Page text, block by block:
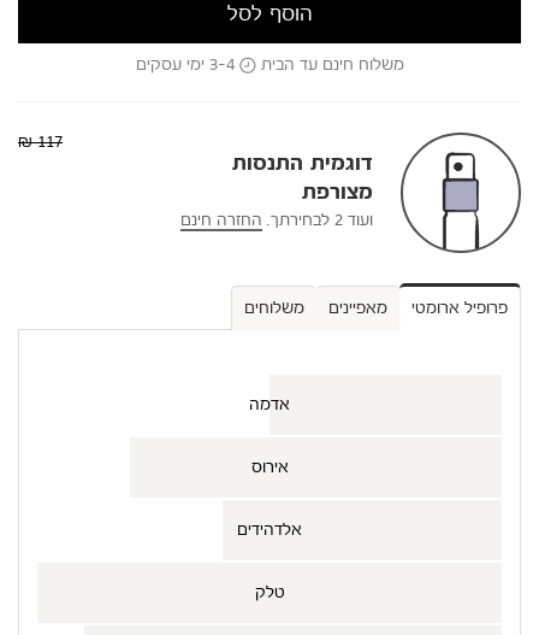
הוסף לסל
משלוח חינם עד הבית 3-4 ימי עסקים
117 ₪
דוגמית התנסות
מצורפת
ועוד 2 לבחירתך. החזרה חינם
פרופיל ארומטי מאפיינים משלוחים
אדמה
אירוס
אלדהידים
טלק